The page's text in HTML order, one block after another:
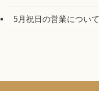
5月祝日の営業について